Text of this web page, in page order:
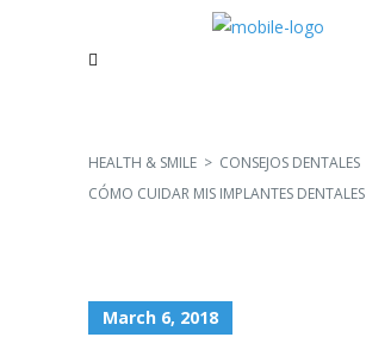
HEALTH & SMILE > CONSEJOS DENTALES
CÓMO CUIDAR MIS IMPLANTES DENTALES
March 6, 2018